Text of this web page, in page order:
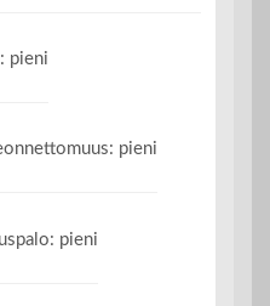
pieni
pieni
pieni